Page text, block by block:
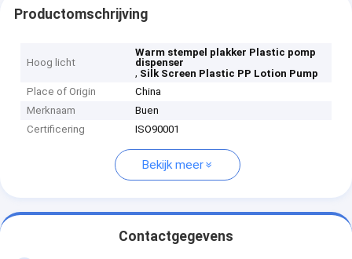
Productomschrijving
Hoog licht
Warm stempel plakker Plastic pomp
dispenser
, Silk Screen Plastic PP Lotion Pump
Place of Origin
China
Merknaam
Buen
Certificering
ISO90001
Bekijk meer
Contactgegevens